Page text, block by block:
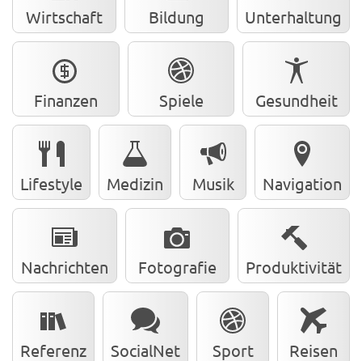
Wirtschaft Bildung Unterhaltung
Finanzen Spiele Gesundheit
Lifestyle Medizin Musik Navigation
Nachrichten Fotografie Produktivität
Referenz SocialNet Sport Reisen